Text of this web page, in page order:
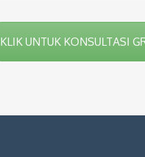
KLIK UNTUK KONSULTASI